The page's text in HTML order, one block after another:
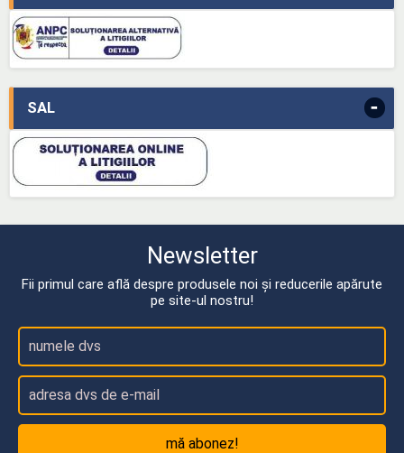
SAL -
Newsletter
Fii primul care află despre produsele noi și reducerile apărute
pe site-ul nostru!
mă abonez!